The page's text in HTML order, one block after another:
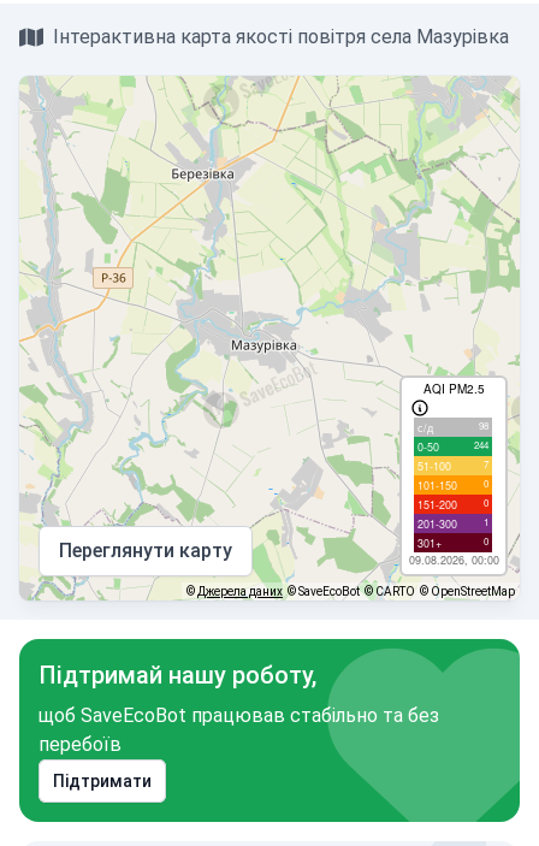
Інтерактивна карта якості повітря села Мазурівка
AQI PM2.5
с/д 98
0-50 244
51-100 7
101-150 0
151-200 0
201-300 1
301+ 0
09.08.2026, 00:00
Переглянути карту
© Джерела даних © SaveEcoBot © CARTO © OpenStreetMap
Підтримай нашу роботу,
щоб SaveEcoBot працював стабільно та без
перебоїв
Підтримати